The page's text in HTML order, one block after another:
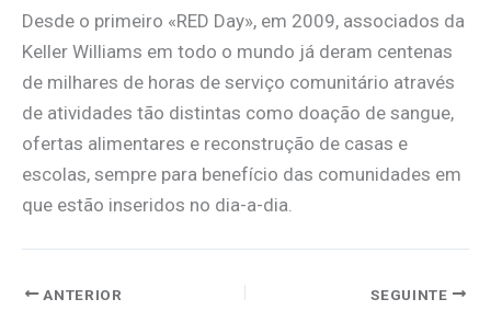
Desde o primeiro «RED Day», em 2009, associados da
Keller Williams em todo o mundo já deram centenas
de milhares de horas de serviço comunitário através
de atividades tão distintas como doação de sangue,
ofertas alimentares e reconstrução de casas e
escolas, sempre para benefício das comunidades em
que estão inseridos no dia-a-dia.
ANTERIOR SEGUINTE